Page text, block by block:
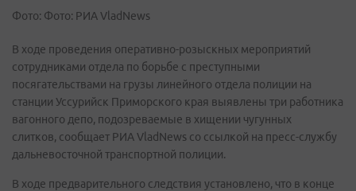
Фото: Фото: РИА VladNews
В ходе проведения оперативно-розыскных мероприятий
сотрудниками отдела по борьбе с преступными
посягательствами на грузы линейного отдела полиции на
станции Уссурийск Приморского края выявлены три работника
вагонного депо, подозреваемые в хищении чугунных
слитков, сообщает РИА VladNews со ссылкой на пресс-службу
дальневосточной транспортной полиции.
В ходе предварительного следствия установлено, что в конце